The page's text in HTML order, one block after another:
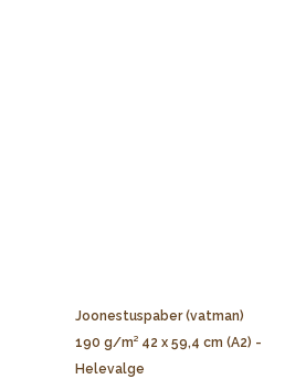
Joonestuspaber (vatman)
190 g/m² 42 x 59,4 cm (A2) -
Helevalge